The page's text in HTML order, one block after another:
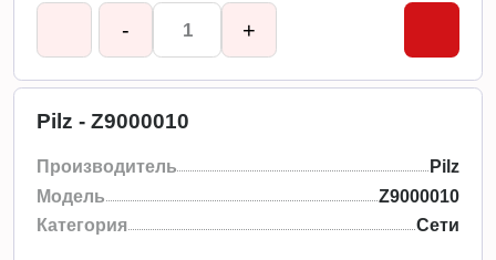
- +
Pilz - Z9000010
Производитель
Pilz
Модель
Z9000010
Категория
Сети